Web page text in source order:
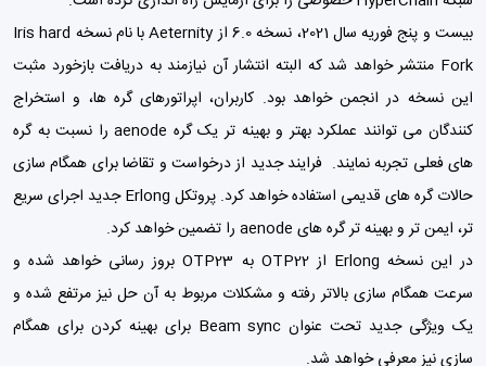
بیست و پنج فوریه سال 2021، نسخه 6.0 از Aeternity با نام نسخه Iris hard
Fork منتشر خواهد شد که البته انتشار آن نیازمند به دریافت بازخورد مثبت
این نسخه در انجمن خواهد بود. کاربران، اپراتورهای گره ها، و استخراج
کنندگان می توانند عملکرد بهتر و بهینه تر یک گره aenode را نسبت به گره
های فعلی تجربه نمایند. فرایند جدید از درخواست و تقاضا برای همگام سازی
حالات گره های قدیمی استفاده خواهد کرد. پروتکل Erlong جدید اجرای سریع
تر، ایمن تر و بهینه تر گره های aenode را تضمین خواهد کرد.
در این نسخه Erlong از OTP22 به OTP23 بروز رسانی خواهد شده و
سرعت همگام سازی بالاتر رفته و مشکلات مربوط به آن حل نیز مرتفع شده و
یک ویژگی جدید تحت عنوان Beam sync برای بهینه کردن برای همگام
سازی نیز معرفی خواهد شد.